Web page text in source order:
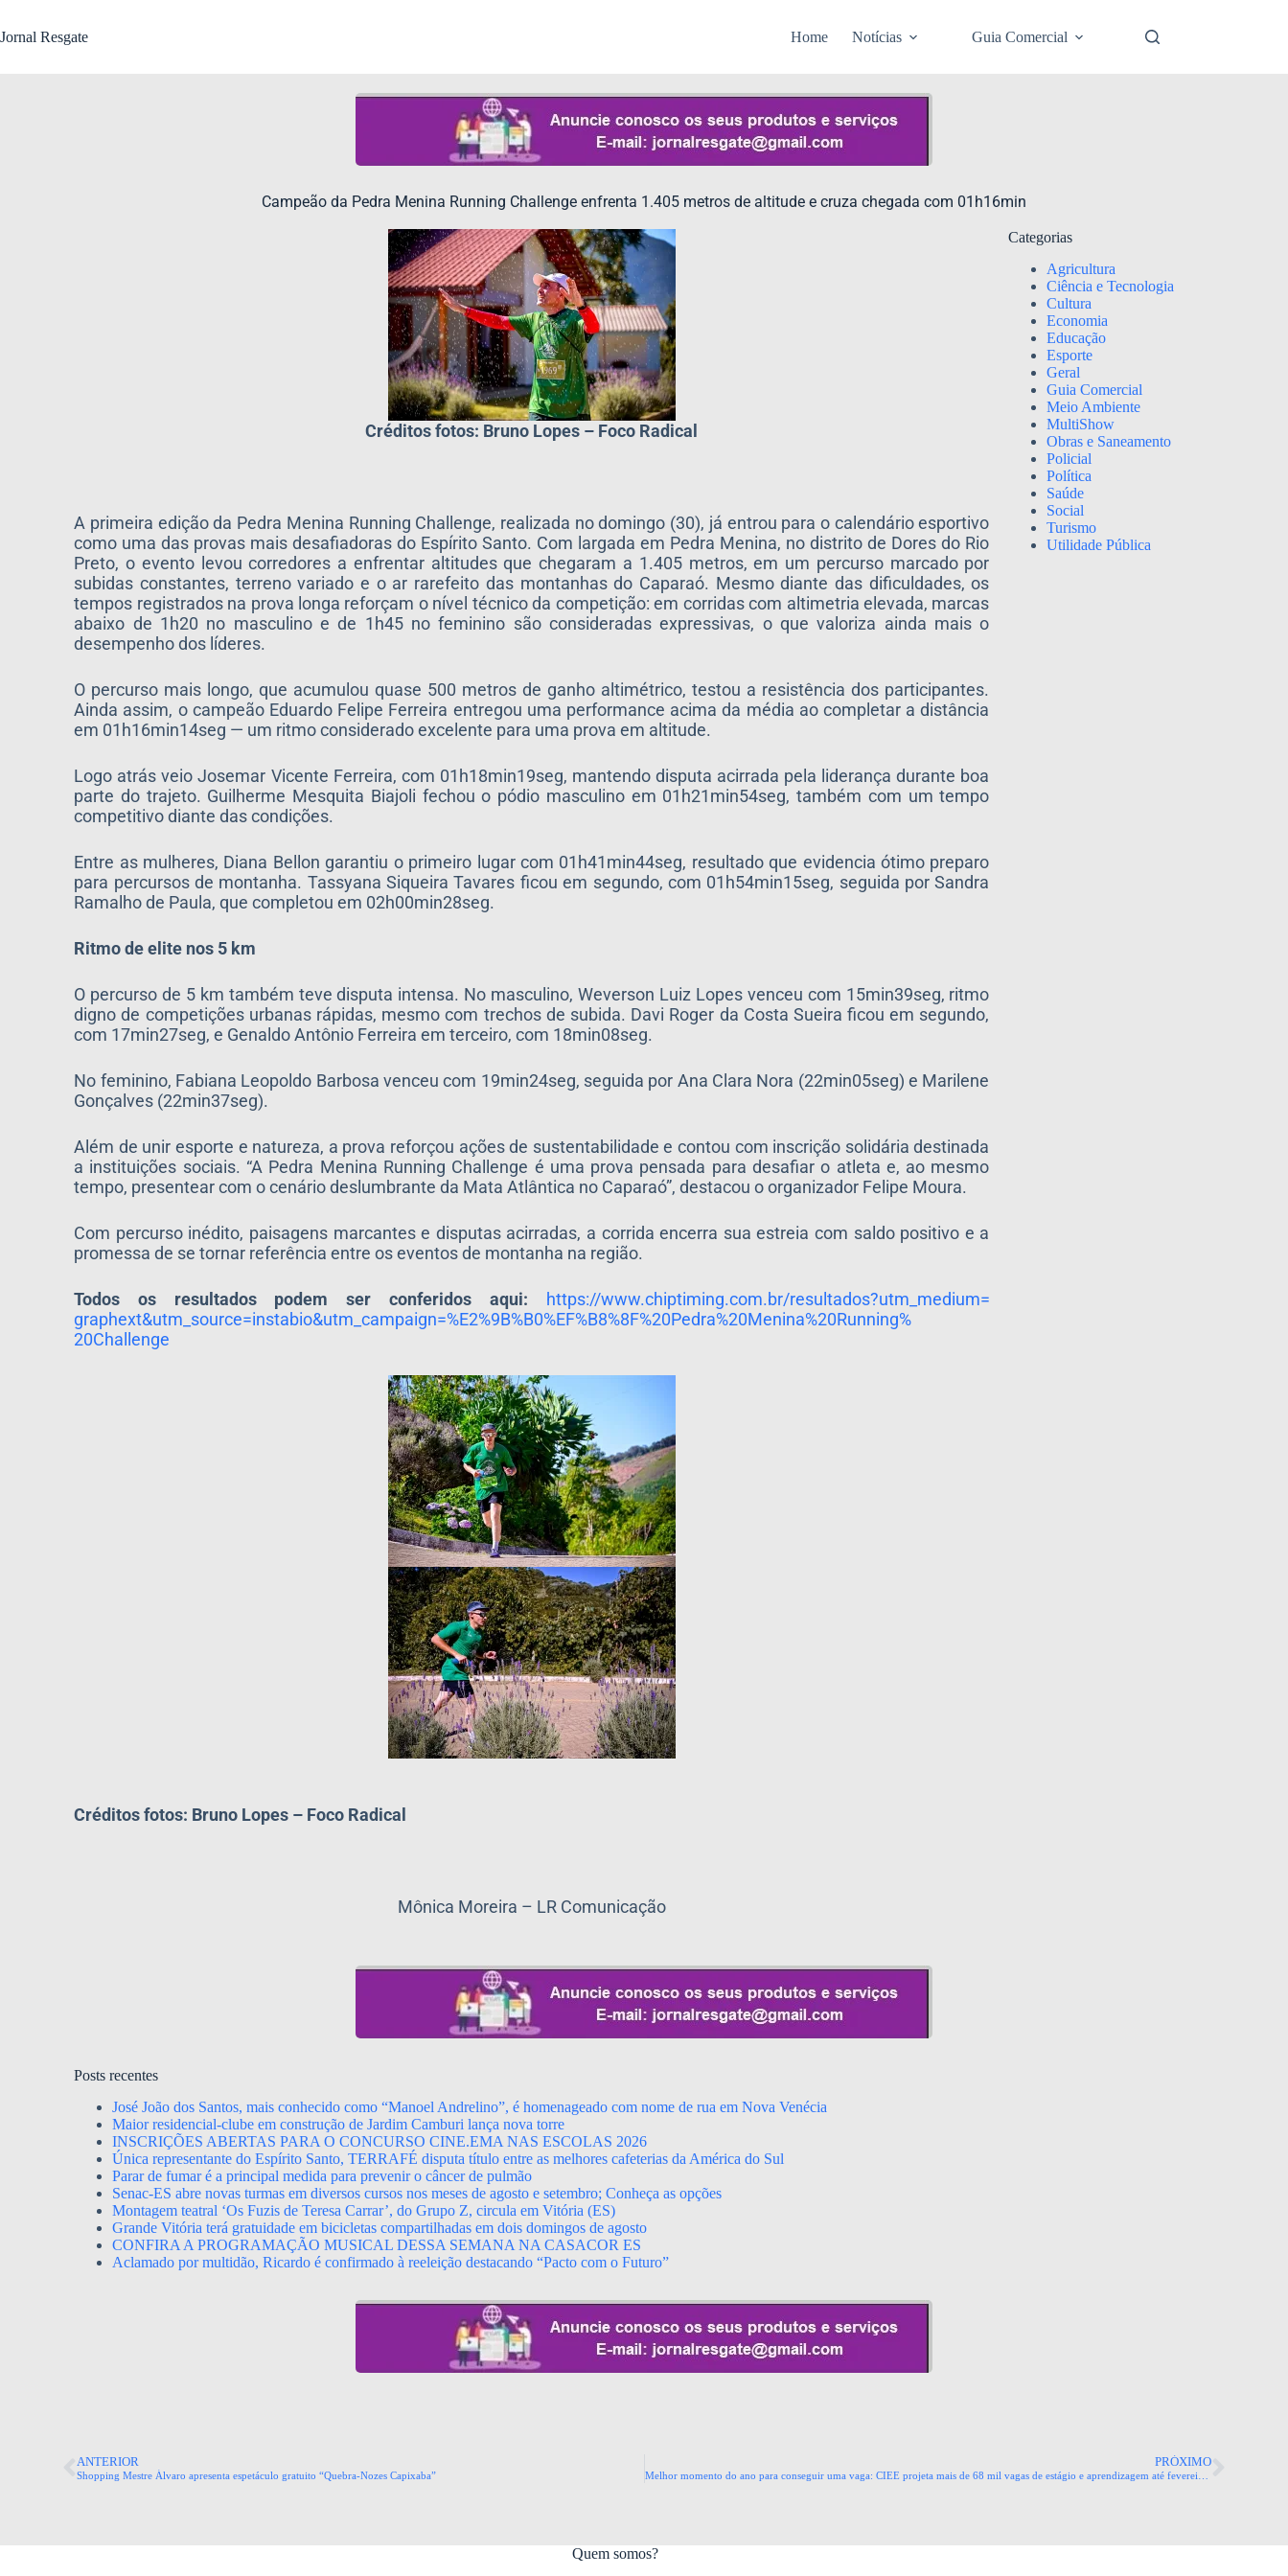
Jornal Resgate Home Notícias Guia Comercial
Campeão da Pedra Menina Running Challenge enfrenta 1.405 metros de altitude e cruza chegada com 01h16min
Créditos fotos: Bruno Lopes – Foco Radical
A primeira edição da Pedra Menina Running Challenge, realizada no domingo (30), já entrou para o calendário esportivo
como uma das provas mais desafiadoras do Espírito Santo. Com largada em Pedra Menina, no distrito de Dores do Rio
Preto, o evento levou corredores a enfrentar altitudes que chegaram a 1.405 metros, em um percurso marcado por
subidas constantes, terreno variado e o ar rarefeito das montanhas do Caparaó. Mesmo diante das dificuldades, os
tempos registrados na prova longa reforçam o nível técnico da competição: em corridas com altimetria elevada, marcas
abaixo de 1h20 no masculino e de 1h45 no feminino são consideradas expressivas, o que valoriza ainda mais o
desempenho dos líderes.
O percurso mais longo, que acumulou quase 500 metros de ganho altimétrico, testou a resistência dos participantes.
Ainda assim, o campeão Eduardo Felipe Ferreira entregou uma performance acima da média ao completar a distância
em 01h16min14seg — um ritmo considerado excelente para uma prova em altitude.
Logo atrás veio Josemar Vicente Ferreira, com 01h18min19seg, mantendo disputa acirrada pela liderança durante boa
parte do trajeto. Guilherme Mesquita Biajoli fechou o pódio masculino em 01h21min54seg, também com um tempo
competitivo diante das condições.
Entre as mulheres, Diana Bellon garantiu o primeiro lugar com 01h41min44seg, resultado que evidencia ótimo preparo
para percursos de montanha. Tassyana Siqueira Tavares ficou em segundo, com 01h54min15seg, seguida por Sandra
Ramalho de Paula, que completou em 02h00min28seg.
Ritmo de elite nos 5 km
O percurso de 5 km também teve disputa intensa. No masculino, Weverson Luiz Lopes venceu com 15min39seg, ritmo
digno de competições urbanas rápidas, mesmo com trechos de subida. Davi Roger da Costa Sueira ficou em segundo,
com 17min27seg, e Genaldo Antônio Ferreira em terceiro, com 18min08seg.
No feminino, Fabiana Leopoldo Barbosa venceu com 19min24seg, seguida por Ana Clara Nora (22min05seg) e Marilene
Gonçalves (22min37seg).
Além de unir esporte e natureza, a prova reforçou ações de sustentabilidade e contou com inscrição solidária destinada
a instituições sociais. “A Pedra Menina Running Challenge é uma prova pensada para desafiar o atleta e, ao mesmo
tempo, presentear com o cenário deslumbrante da Mata Atlântica no Caparaó”, destacou o organizador Felipe Moura.
Com percurso inédito, paisagens marcantes e disputas acirradas, a corrida encerra sua estreia com saldo positivo e a
promessa de se tornar referência entre os eventos de montanha na região.
Todos os resultados podem ser conferidos aqui: https://www.chiptiming.com.br/resultados?utm_medium=
graphext&utm_source=instabio&utm_campaign=%E2%9B%B0%EF%B8%8F%20Pedra%20Menina%20Running%
20Challenge
Créditos fotos: Bruno Lopes – Foco Radical
Mônica Moreira – LR Comunicação
Categorias
Agricultura
Ciência e Tecnologia
Cultura
Economia
Educação
Esporte
Geral
Guia Comercial
Meio Ambiente
MultiShow
Obras e Saneamento
Policial
Política
Saúde
Social
Turismo
Utilidade Pública
Posts recentes
José João dos Santos, mais conhecido como “Manoel Andrelino”, é homenageado com nome de rua em Nova Venécia
Maior residencial-clube em construção de Jardim Camburi lança nova torre
INSCRIÇÕES ABERTAS PARA O CONCURSO CINE.EMA NAS ESCOLAS 2026
Única representante do Espírito Santo, TERRAFÉ disputa título entre as melhores cafeterias da América do Sul
Parar de fumar é a principal medida para prevenir o câncer de pulmão
Senac-ES abre novas turmas em diversos cursos nos meses de agosto e setembro; Conheça as opções
Montagem teatral ‘Os Fuzis de Teresa Carrar’, do Grupo Z, circula em Vitória (ES)
Grande Vitória terá gratuidade em bicicletas compartilhadas em dois domingos de agosto
CONFIRA A PROGRAMAÇÃO MUSICAL DESSA SEMANA NA CASACOR ES
Aclamado por multidão, Ricardo é confirmado à reeleição destacando “Pacto com o Futuro”
ANTERIOR
Shopping Mestre Álvaro apresenta espetáculo gratuito “Quebra-Nozes Capixaba”
PRÓXIMO
Quem somos?